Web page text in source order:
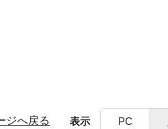
ジへ戻る 表示 PC